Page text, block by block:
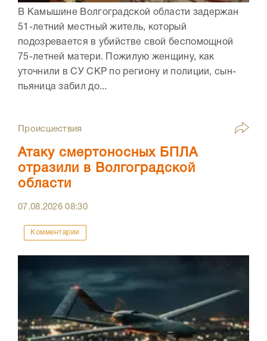
В Камышине Волгоградской области задержан
51-летний местный житель, который
подозревается в убийстве свой беспомощной
75-летней матери. Пожилую женщину, как
уточнили в СУ СКР по региону и полиции, сын-
пьяница забил до...
Происшествия
Атаку смертоносных БПЛА
отразили в Волгоградской
области
07.08.202608:30
Комментарии